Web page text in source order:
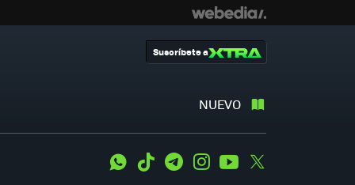
NUEVO
Suscríbete a
WhatsApp
Tiktok TelegramInstagramYoutube